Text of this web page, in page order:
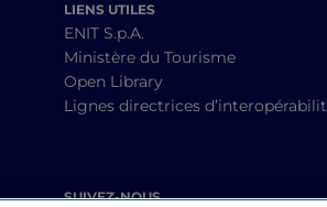
LIENS UTILES
ENIT S.p.A.
Ministère du Tourisme
Open Library
Lignes directrices
SUIVEZ-NOUS